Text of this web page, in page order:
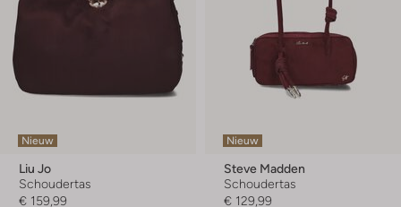
Nieuw
Liu Jo
Schoudertas
€ 159,99
Nieuw
Steve Madden
Schoudertas
€ 129,99